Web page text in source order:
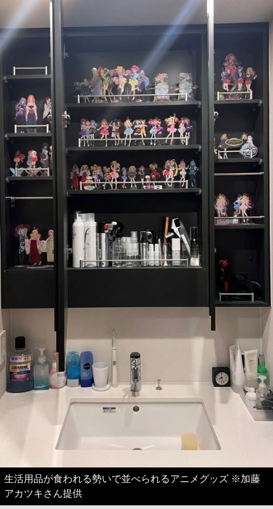
生活用品が食われる勢いで並べられるアニメグッズ ※加藤
アカツキさん提供